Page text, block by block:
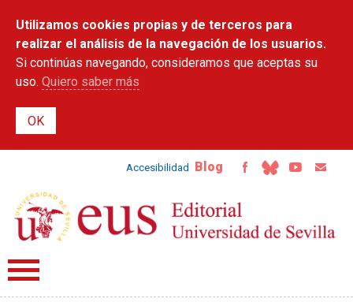
contenido
principal
Utilizamos cookies propias y de terceros para
realizar el análisis de la navegación de los usuarios.
Si continúas navegando, consideramos que aceptas su
uso. Quiero saber más
Accesibilidad Blog